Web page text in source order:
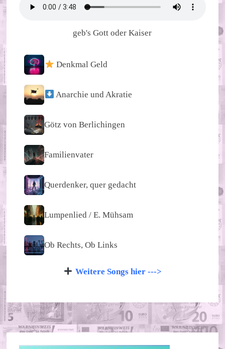
geb's Gott oder Kaiser
Denkmal Geld
Anarchie und Akratie
Götz von Berlichingen
Familienvater
Querdenker, quer gedacht
Lumpenlied / E. Mühsam
Ob Rechts, Ob Links
Weitere Songs hier --->